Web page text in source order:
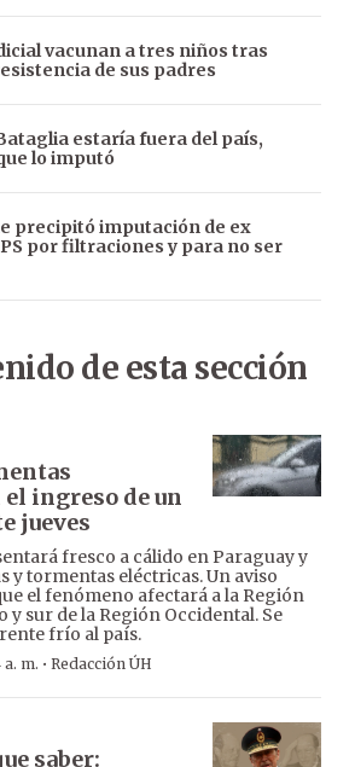
vacunan a tres niños tras
de sus padres
estaría fuera del país,
lo imputó
precipitó imputación de ex
por filtraciones y para no ser
de esta sección
ingreso de un
jueves
fresco a cálido en Paraguay y
y tormentas eléctricas. Un aviso
el fenómeno afectará a la Región
y sur de la Región Occidental. Se
frío al país.
m. · Redacción ÚH
saber: